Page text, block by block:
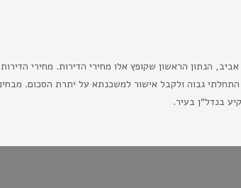
הנתון הראשון שקופץ אלו מחירי הדירות. מחירי
גבוה ולקבל אישור למשכנתא על יתרת הסכום.
בנדל"ן בעיר.